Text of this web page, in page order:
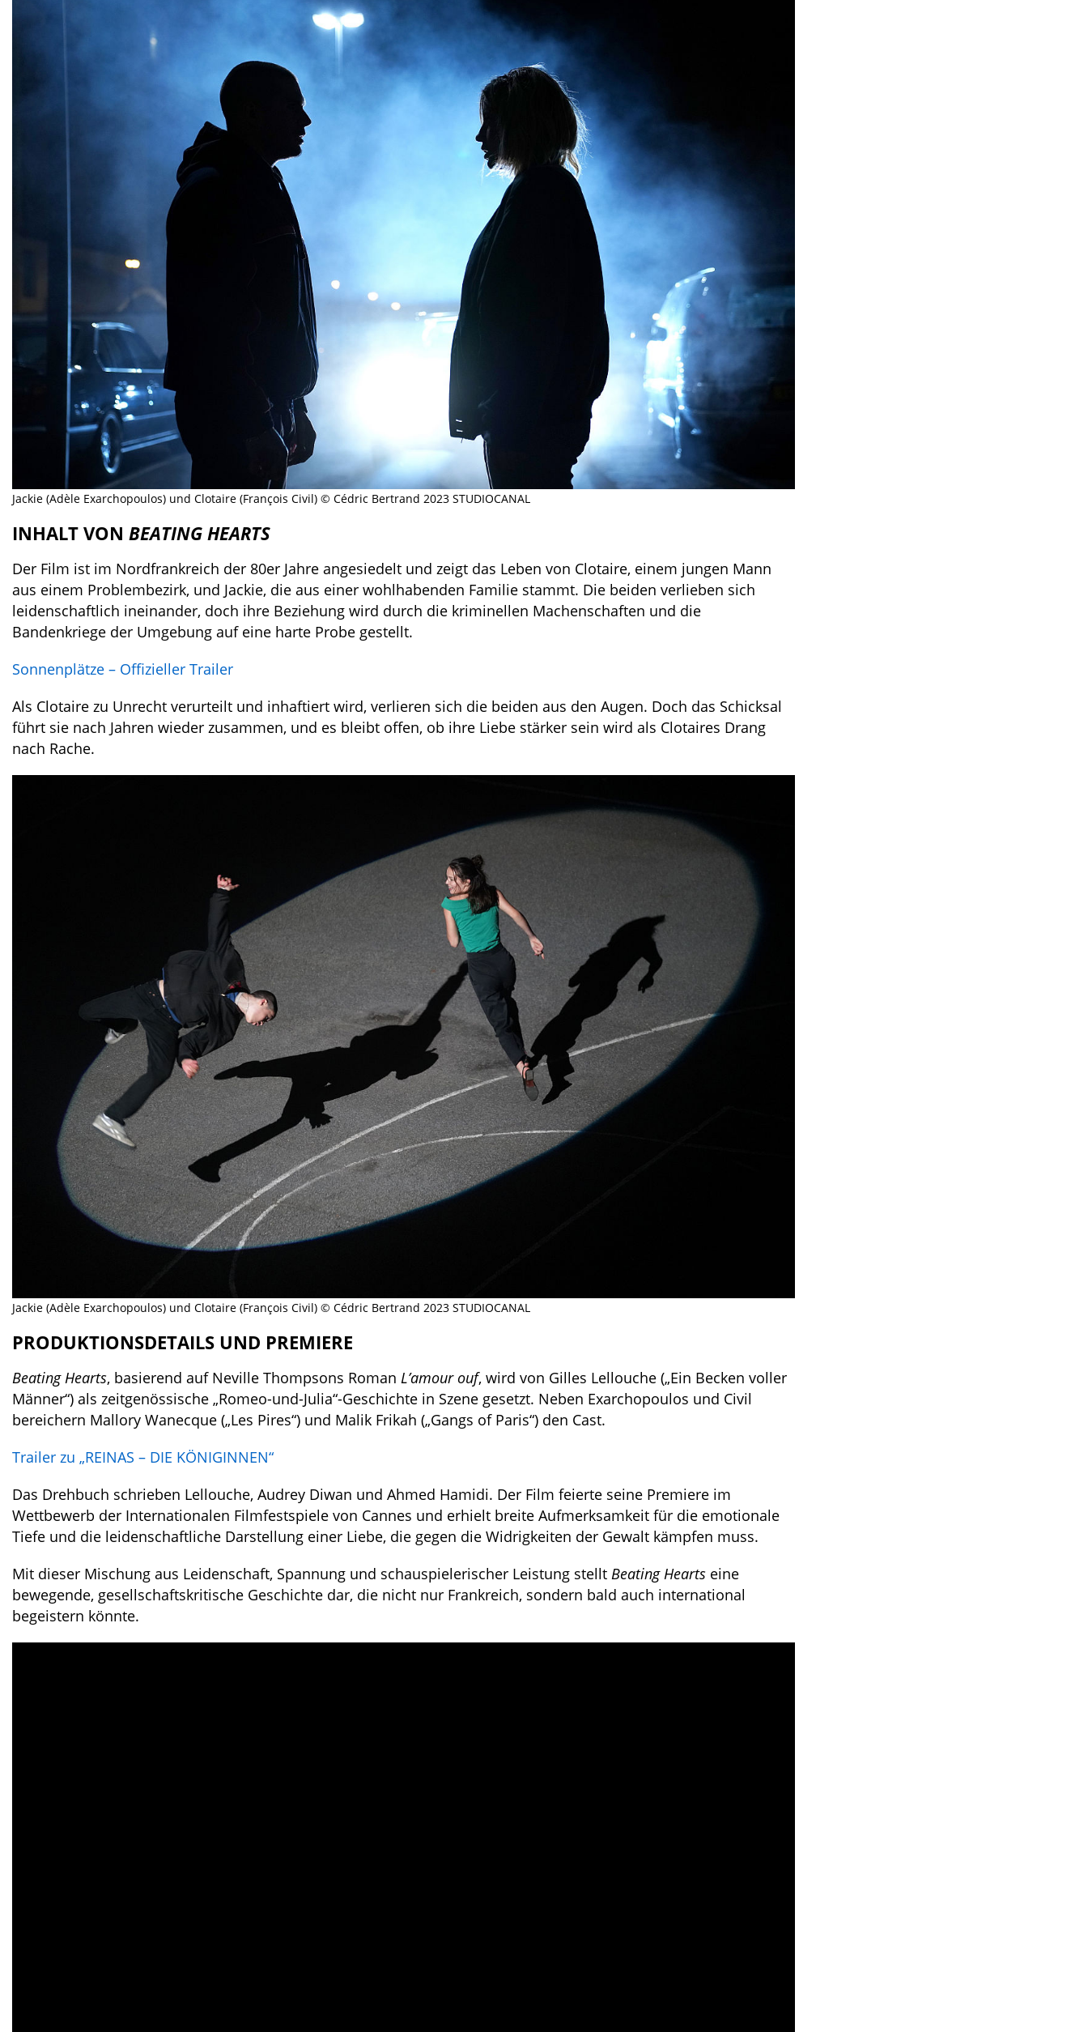
Jackie (Adèle Exarchopoulos) und Clotaire (François Civil) © Cédric Bertrand 2023 STUDIOCANAL
INHALT VON BEATING HEARTS
Der Film ist im Nordfrankreich der 80er Jahre angesiedelt und zeigt das Leben von Clotaire, einem jungen Mann
aus einem Problembezirk, und Jackie, die aus einer wohlhabenden Familie stammt. Die beiden verlieben sich
leidenschaftlich ineinander, doch ihre Beziehung wird durch die kriminellen Machenschaften und die
Bandenkriege der Umgebung auf eine harte Probe gestellt.
Sonnenplätze – Offizieller Trailer
Als Clotaire zu Unrecht verurteilt und inhaftiert wird, verlieren sich die beiden aus den Augen. Doch das Schicksal
führt sie nach Jahren wieder zusammen, und es bleibt offen, ob ihre Liebe stärker sein wird als Clotaires Drang
nach Rache.
Jackie (Adèle Exarchopoulos) und Clotaire (François Civil) © Cédric Bertrand 2023 STUDIOCANAL
PRODUKTIONSDETAILS UND PREMIERE
Beating Hearts, basierend auf Neville Thompsons Roman L’amour ouf, wird von Gilles Lellouche („Ein Becken voller
Männer“) als zeitgenössische „Romeo-und-Julia“-Geschichte in Szene gesetzt. Neben Exarchopoulos und Civil
bereichern Mallory Wanecque („Les Pires“) und Malik Frikah („Gangs of Paris“) den Cast.
Trailer zu „REINAS – DIE KÖNIGINNEN“
Das Drehbuch schrieben Lellouche, Audrey Diwan und Ahmed Hamidi. Der Film feierte seine Premiere im
Wettbewerb der Internationalen Filmfestspiele von Cannes und erhielt breite Aufmerksamkeit für die emotionale
Tiefe und die leidenschaftliche Darstellung einer Liebe, die gegen die Widrigkeiten der Gewalt kämpfen muss.
Mit dieser Mischung aus Leidenschaft, Spannung und schauspielerischer Leistung stellt Beating Hearts eine
bewegende, gesellschaftskritische Geschichte dar, die nicht nur Frankreich, sondern bald auch international
begeistern könnte.